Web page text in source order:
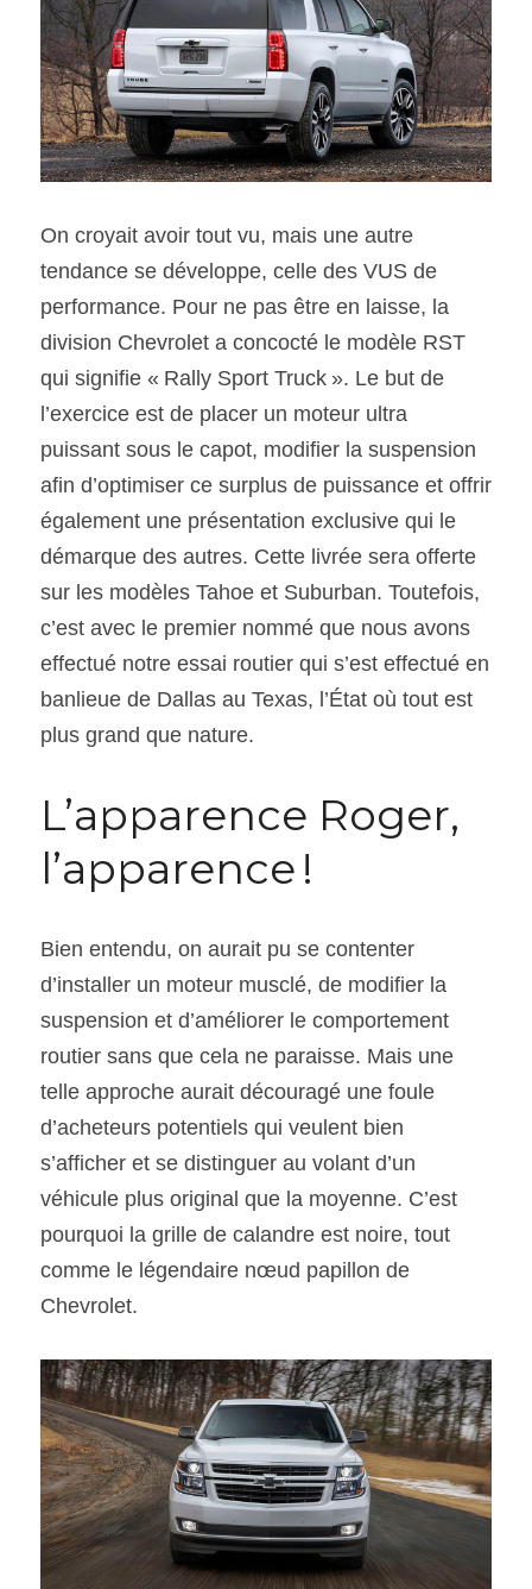
On croyait avoir tout vu, mais une autre
tendance se développe, celle des VUS de
performance. Pour ne pas être en laisse, la
division Chevrolet a concocté le modèle RST
qui signifie « Rally Sport Truck ». Le but de
l’exercice est de placer un moteur ultra
puissant sous le capot, modifier la suspension
afin d’optimiser ce surplus de puissance et offrir
également une présentation exclusive qui le
démarque des autres. Cette livrée sera offerte
sur les modèles Tahoe et Suburban. Toutefois,
c’est avec le premier nommé que nous avons
effectué notre essai routier qui s’est effectué en
banlieue de Dallas au Texas, l’État où tout est
plus grand que nature.
L’apparence Roger,
l’apparence !
Bien entendu, on aurait pu se contenter
d’installer un moteur musclé, de modifier la
suspension et d’améliorer le comportement
routier sans que cela ne paraisse. Mais une
telle approche aurait découragé une foule
d’acheteurs potentiels qui veulent bien
s’afficher et se distinguer au volant d’un
véhicule plus original que la moyenne. C’est
pourquoi la grille de calandre est noire, tout
comme le légendaire nœud papillon de
Chevrolet.